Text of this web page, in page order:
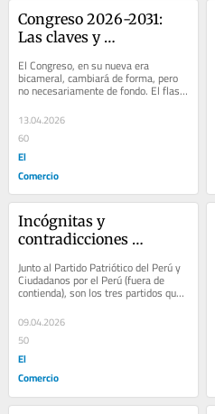
Congreso 2026-2031:
Las claves y
nuevo Senado
El Congreso, en su nueva era
bicameral, cambiará de forma, pero
no necesariamente de fondo. El flash
proyecta que...
13.04.2026
60
El
Comercio
Incógnitas y
contradicciones
financiamiento de
campaña de Ricardo
Junto al Partido Patriótico del Perú y
Ciudadanos por el Perú (fuera de
contienda), son los tres partidos que
no han transparentado sus ingresos
y...
09.04.2026
50
El
Comercio